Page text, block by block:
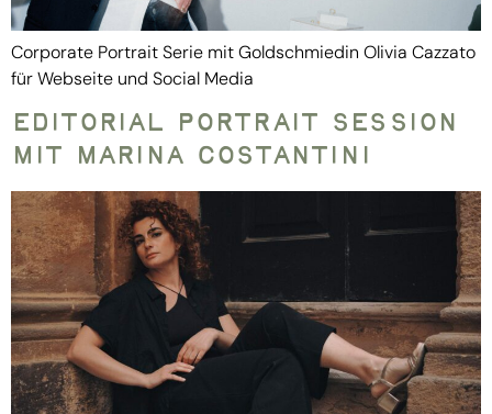
Corporate Portrait Serie mit Goldschmiedin Olivia Cazzato
für Webseite und Social Media
Editorial Portrait Session
mit Marina Costantini